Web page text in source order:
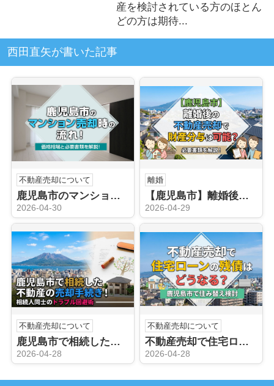
産を検討されている方のほとん
どの方は期待...
西田直矢が書いた記事
不動産売却について
鹿児島市のマンション売却時の流れ！価格相場と必要書類を解説！
2026-04-30
離婚
【鹿児島市】離婚後の不動産売却で財産分与は可能？必要書類を解説！
2026-04-29
不動産売却について
鹿児島市で相続した不動産の売却手続き！相続人同士のトラブル回避術
2026-04-28
不動産売却について
不動産売却で住宅ローンの残債はどうなる？鹿児島市で住み替え検討
2026-04-28